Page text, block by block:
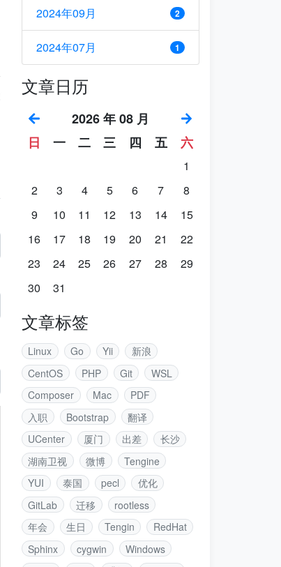
2024年09月 2
2024年07月 1
文章日历
2026 年 08 月
日
一 二 三 四 五 六
1
2
3 4 5 6 7
8
9
10 11 12 13 14
15
16
17 18 19 20 21
22
23
24 25 26 27 28
29
30
31
文章标签
Linux Go Yii
新浪
CentOS
PHP Git
WSL
Composer
Mac
PDF
入职
Bootstrap
翻译
UCenter
厦门 出差
长沙
湖南卫视
微博
Tengine
YUI
泰国 pecl
优化
GitLab
迁移
rootless
年会
生日 Tengin
RedHat
Sphinx
cygwin
Windows